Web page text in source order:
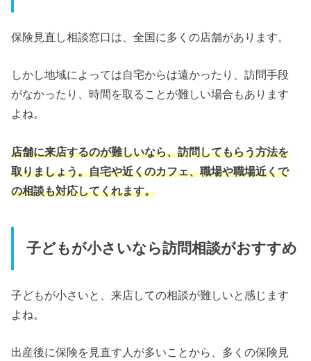
保険見直し相談窓口は、全国に多くの店舗があります。
しかし地域によっては自宅からは遠かったり、訪問手段
がなかったり、時間を取ることが難しい場合もあります
よね。
店舗に来店するのが難しいなら、訪問してもらう方法を
取りましょう。自宅や近くのカフェ、職場や職場近くで
の相談も対応してくれます。
子どもが小さいなら訪問相談がおすすめ
子どもが小さいと、来店しての相談が難しいと感じます
よね。
出産後に保険を見直す人が多いことから、多くの保険見